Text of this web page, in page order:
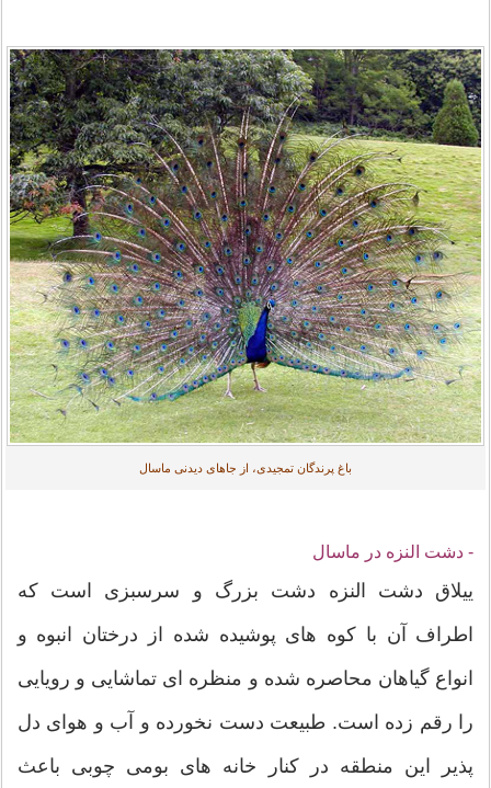
باغ پرندگان تمجیدی، از جاهای دیدنی ماسال
- دشت النزه در ماسال
ییلاق دشت النزه دشت بزرگ و سر‌سبزی است که
اطراف آن با کوه های پوشیده شده از درختان انبوه و
انواع گیاهان محاصره شده و منظره ای تماشایی و رویایی
را رقم زده است. طبیعت دست نخورده و آب و هوای دل
پذیر این منطقه در کنار خانه های بومی چوبی باعث